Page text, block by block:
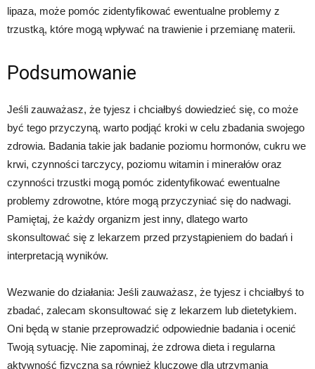
lipaza, może pomóc zidentyfikować ewentualne problemy z
trzustką, które mogą wpływać na trawienie i przemianę materii.
Podsumowanie
Jeśli zauważasz, że tyjesz i chciałbyś dowiedzieć się, co może
być tego przyczyną, warto podjąć kroki w celu zbadania swojego
zdrowia. Badania takie jak badanie poziomu hormonów, cukru we
krwi, czynności tarczycy, poziomu witamin i minerałów oraz
czynności trzustki mogą pomóc zidentyfikować ewentualne
problemy zdrowotne, które mogą przyczyniać się do nadwagi.
Pamiętaj, że każdy organizm jest inny, dlatego warto
skonsultować się z lekarzem przed przystąpieniem do badań i
interpretacją wyników.
Wezwanie do działania: Jeśli zauważasz, że tyjesz i chciałbyś to
zbadać, zalecam skonsultować się z lekarzem lub dietetykiem.
Oni będą w stanie przeprowadzić odpowiednie badania i ocenić
Twoją sytuację. Nie zapominaj, że zdrowa dieta i regularna
aktywność fizyczna są również kluczowe dla utrzymania